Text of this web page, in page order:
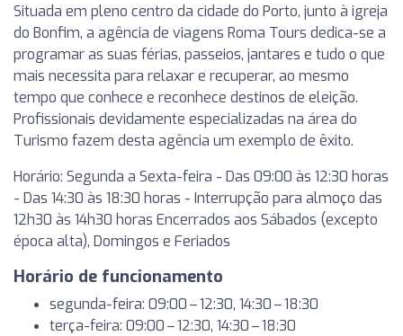
Situada em pleno centro da cidade do Porto, junto à igreja
do Bonfim, a agência de viagens Roma Tours dedica-se a
programar as suas férias, passeios, jantares e tudo o que
mais necessita para relaxar e recuperar, ao mesmo
tempo que conhece e reconhece destinos de eleição.
Profissionais devidamente especializadas na área do
Turismo fazem desta agência um exemplo de êxito.
Horário: Segunda a Sexta-feira - Das 09:00 às 12:30 horas
- Das 14:30 às 18:30 horas - Interrupção para almoço das
12h30 às 14h30 horas Encerrados aos Sábados (excepto
época alta), Domingos e Feriados
Horário de funcionamento
segunda-feira: 09:00 – 12:30, 14:30 – 18:30
terça-feira: 09:00 – 12:30, 14:30 – 18:30